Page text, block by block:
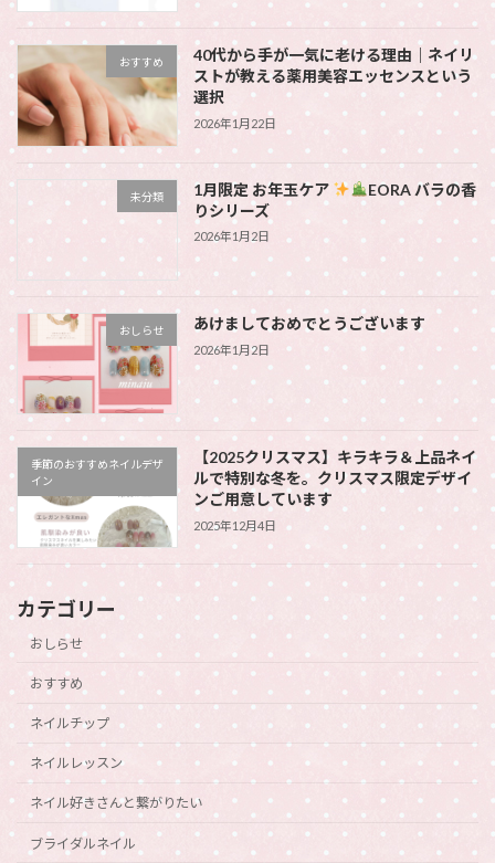
おすすめ
40代から手が一気に老ける理由｜ネイリ
ストが教える薬用美容エッセンスという
選択
2026年1月22日
未分類 1月限定 お年玉ケア
EORA バラの香
りシリーズ
2026年1月2日
おしらせ あけましておめでとうございます
2026年1月2日
季節のおすすめネイルデザ
イン
【2025クリスマス】キラキラ＆上品ネイ
ルで特別な冬を。クリスマス限定デザイ
ンご用意しています
2025年12月4日
カテゴリー
おしらせ
おすすめ
ネイルチップ
ネイルレッスン
ネイル好きさんと繋がりたい
ブライダルネイル